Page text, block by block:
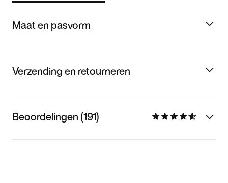
Maat en pasvorm
Verzending en retourneren
Beoordelingen (191)